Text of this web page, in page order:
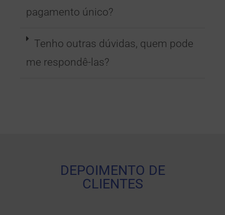
pagamento único?
Tenho outras dúvidas, quem pode
me respondê-las?
DEPOIMENTO DE
CLIENTES